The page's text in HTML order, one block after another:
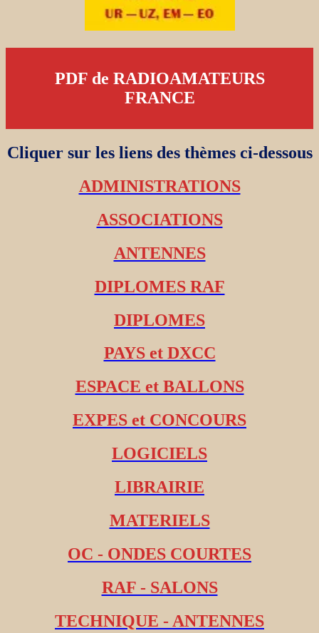
PDF de RADIOAMATEURS
FRANCE
Cliquer sur les liens des thèmes ci-dessous
ADMINISTRATIONS
ASSOCIATIONS
ANTENNES
DIPLOMES RAF
DIPLOMES
PAYS et DXCC
ESPACE et BALLONS
EXPES et CONCOURS
LOGICIELS
LIBRAIRIE
MATERIELS
OC - ONDES COURTES
RAF - SALONS
TECHNIQUE - ANTENNES